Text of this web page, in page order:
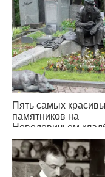
Пять самых
памятников на
Новодевичьем